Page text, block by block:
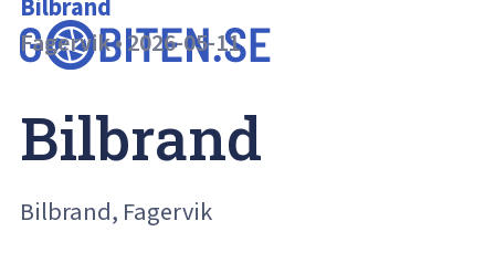
Bilbrand
Fagervik•2026-05-11
Bilbrand
Bilbrand, Fagervik